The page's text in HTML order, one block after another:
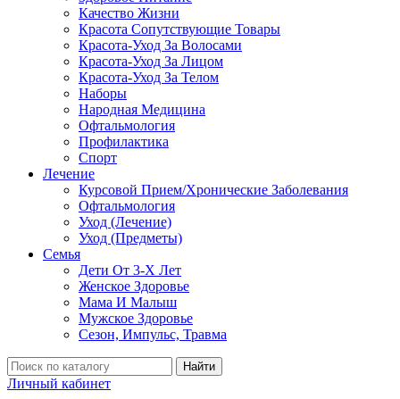
Качество Жизни
Красота Сопутствующие Товары
Красота-Уход За Волосами
Красота-Уход За Лицом
Красота-Уход За Телом
Наборы
Народная Медицина
Офтальмология
Профилактика
Спорт
Лечение
Курсовой Прием/Хронические Заболевания
Офтальмология
Уход (Лечение)
Уход (Предметы)
Семья
Дети От 3-Х Лет
Женское Здоровье
Мама И Малыш
Мужское Здоровье
Сезон, Импульс, Травма
Найти
Личный кабинет